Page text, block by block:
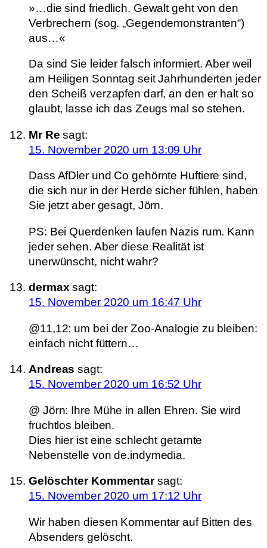
»…die sind friedlich. Gewalt geht von den
Verbrechern (sog. „Gegendemonstranten“)
aus…«
Da sind Sie leider falsch informiert. Aber weil
am Heiligen Sonntag seit Jahrhunderten jeder
den Scheiß verzapfen darf, an den er halt so
glaubt, lasse ich das Zeugs mal so stehen.
Mr Re sagt:
15. November 2020 um 13:09 Uhr
Dass AfDler und Co gehörnte Huftiere sind,
die sich nur in der Herde sicher fühlen, haben
Sie jetzt aber gesagt, Jörn.
PS: Bei Querdenken laufen Nazis rum. Kann
jeder sehen. Aber diese Realität ist
unerwünscht, nicht wahr?
dermax sagt:
15. November 2020 um 16:47 Uhr
@11,12: um bei der Zoo-Analogie zu bleiben:
einfach nicht füttern…
Andreas sagt:
15. November 2020 um 16:52 Uhr
@ Jörn: Ihre Mühe in allen Ehren. Sie wird
fruchtlos bleiben.
Dies hier ist eine schlecht getarnte
Nebenstelle von de.indymedia.
Gelöschter Kommentar sagt:
15. November 2020 um 17:12 Uhr
Wir haben diesen Kommentar auf Bitten des
Absenders gelöscht.